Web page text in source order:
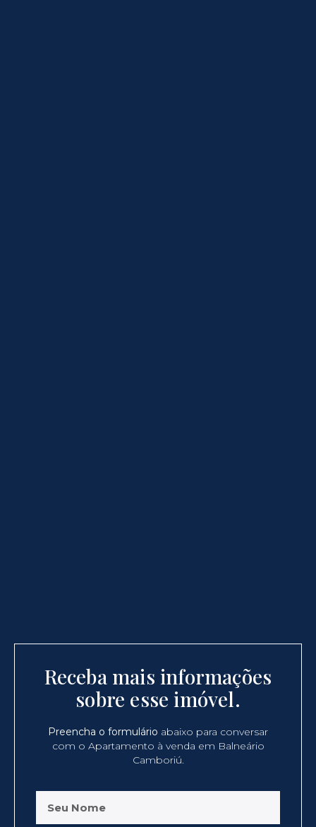
Receba mais informações
sobre esse imóvel.
Preencha o formulário abaixo para conversar
com o Apartamento à venda em Balneário
Camboriú.